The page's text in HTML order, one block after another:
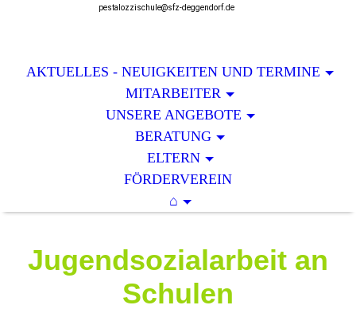
pestalozzischule@sfz-deggendorf.de
AKTUELLES - NEUIGKEITEN UND TERMINE
MITARBEITER
UNSERE ANGEBOTE
BERATUNG
ELTERN
FÖRDERVEREIN
⌂
Jugendsozialarbeit an
Schulen